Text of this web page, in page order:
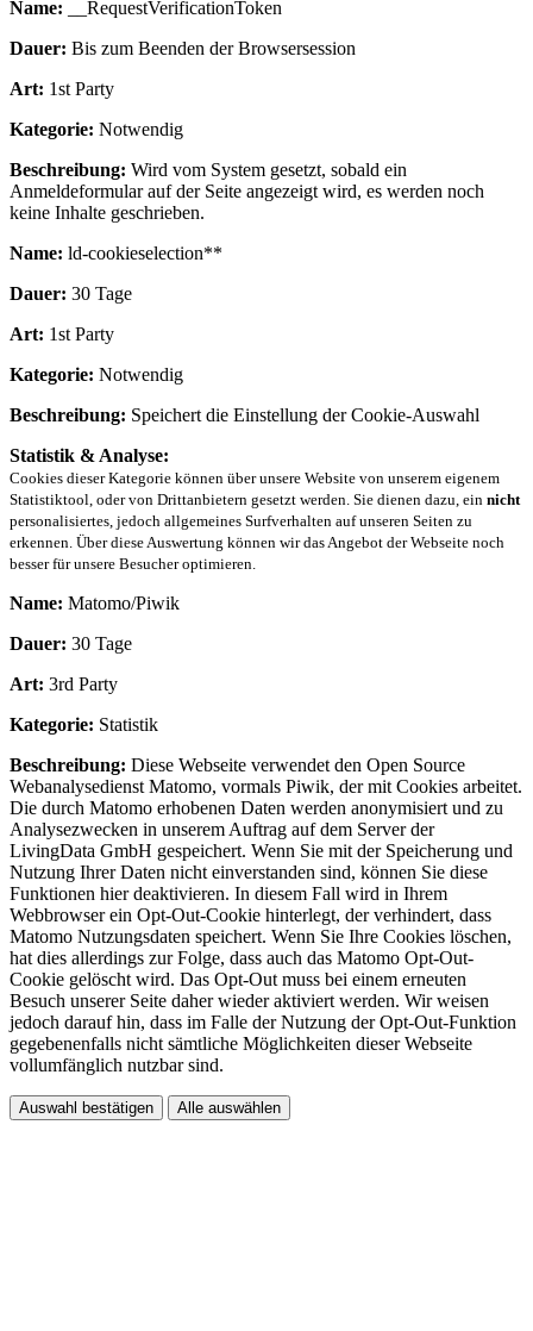
Name: __RequestVerificationToken
Dauer: Bis zum Beenden der Browsersession
Art: 1st Party
Kategorie: Notwendig
Beschreibung: Wird vom System gesetzt, sobald ein
Anmeldeformular auf der Seite angezeigt wird, es werden noch
keine Inhalte geschrieben.
Name: ld-cookieselection**
Dauer: 30 Tage
Art: 1st Party
Kategorie: Notwendig
Beschreibung: Speichert die Einstellung der Cookie-Auswahl
Statistik & Analyse:
Cookies dieser Kategorie können über unsere Website von unserem eigenem
Statistiktool, oder von Drittanbietern gesetzt werden. Sie dienen dazu, ein nicht
personalisiertes, jedoch allgemeines Surfverhalten auf unseren Seiten zu
erkennen. Über diese Auswertung können wir das Angebot der Webseite noch
besser für unsere Besucher optimieren.
Name: Matomo/Piwik
Dauer: 30 Tage
Art: 3rd Party
Kategorie: Statistik
Beschreibung: Diese Webseite verwendet den Open Source
Webanalysedienst Matomo, vormals Piwik, der mit Cookies arbeitet.
Die durch Matomo erhobenen Daten werden anonymisiert und zu
Analysezwecken in unserem Auftrag auf dem Server der
LivingData GmbH gespeichert. Wenn Sie mit der Speicherung und
Nutzung Ihrer Daten nicht einverstanden sind, können Sie diese
Funktionen hier deaktivieren. In diesem Fall wird in Ihrem
Webbrowser ein Opt-Out-Cookie hinterlegt, der verhindert, dass
Matomo Nutzungsdaten speichert. Wenn Sie Ihre Cookies löschen,
hat dies allerdings zur Folge, dass auch das Matomo Opt-Out-
Cookie gelöscht wird. Das Opt-Out muss bei einem erneuten
Besuch unserer Seite daher wieder aktiviert werden. Wir weisen
jedoch darauf hin, dass im Falle der Nutzung der Opt-Out-Funktion
gegebenenfalls nicht sämtliche Möglichkeiten dieser Webseite
vollumfänglich nutzbar sind.
Auswahl bestätigen Alle auswählen